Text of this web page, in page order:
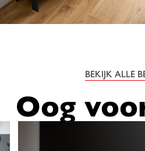
BEKIJK ALLE
Oog